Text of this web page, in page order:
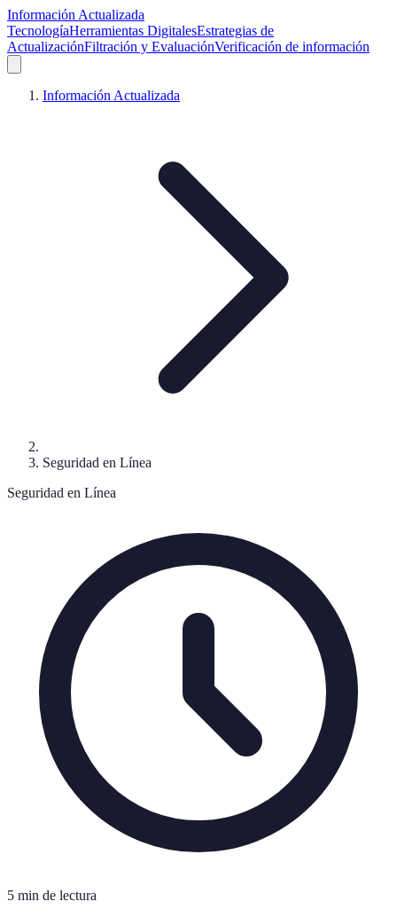
Información Actualizada
TecnologíaHerramientas DigitalesEstrategias de
ActualizaciónFiltración y EvaluaciónVerificación de información
Información Actualizada
Seguridad en Línea
Seguridad en Línea
5 min de lectura